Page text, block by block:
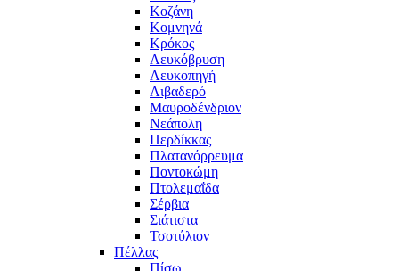
Κοζάνη
Κομνηνά
Κρόκος
Λευκόβρυση
Λευκοπηγή
Λιβαδερό
Μαυροδένδριον
Νεάπολη
Περδίκκας
Πλατανόρρευμα
Ποντοκώμη
Πτολεμαΐδα
Σέρβια
Σιάτιστα
Τσοτύλιον
Πέλλας
Πίσω